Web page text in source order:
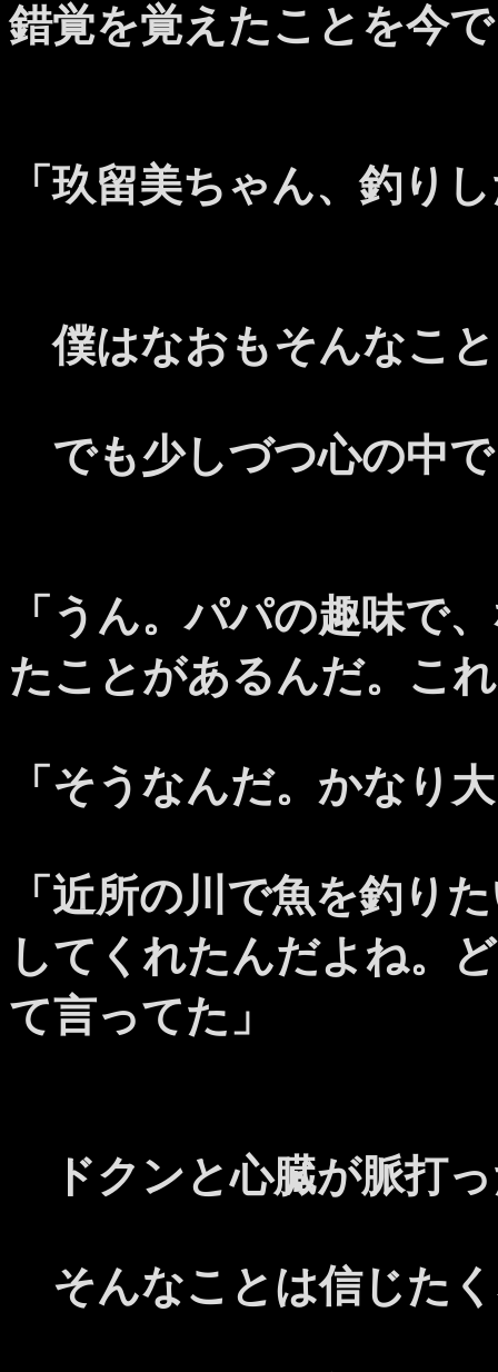
錯覚を覚えたことを今
「玖留美ちゃん、釣り
僕はなおもそんなこ
でも少しづつ心の中
「うん。パパの趣味で
たことがあるんだ。こ
「そうなんだ。かなり
「近所の川で魚を釣り
してくれたんだよね。
て言ってた」
ドクンと心臓が脈打
そんなことは信じた